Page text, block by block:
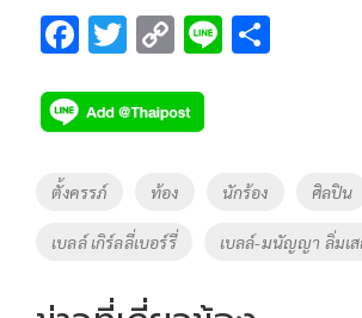
F
e
b
o
o
k
T
tt
er
C
p
y
Li
n
k
Li
Tags
ตั้งครรภ์ ท้อง นักร้อง ศิลปิน
เบลล์ เกิร์ลลี่เบอร์รี่ เบลล์-มนัญญา ลิ่มเ